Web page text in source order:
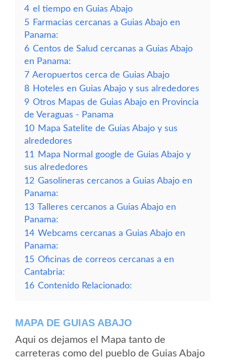
4 el tiempo en Guias Abajo
5 Farmacias cercanas a Guias Abajo en
Panama:
6 Centos de Salud cercanas a Guias Abajo
en Panama:
7 Aeropuertos cerca de Guias Abajo
8 Hoteles en Guias Abajo y sus alrededores
9 Otros Mapas de Guias Abajo en Provincia
de Veraguas - Panama
10 Mapa Satelite de Guias Abajo y sus
alrededores
11
Mapa Normal google de Guias Abajo y
sus alrededores
12 Gasolineras cercanos a Guias Abajo en
Panama:
13 Talleres cercanos a Guias Abajo en
Panama:
14 Webcams cercanas a Guias Abajo en
Panama:
15 Oficinas de correos cercanas a en
Cantabria:
16 Contenido Relacionado:
MAPA DE GUIAS ABAJO
Aqui os dejamos el Mapa tanto de
carreteras como del pueblo de Guias Abajo